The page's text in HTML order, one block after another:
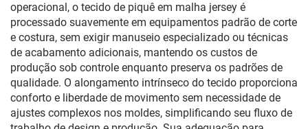
operacional, o tecido de piquê em malha jersey é
processado suavemente em equipamentos padrão de corte
e costura, sem exigir manuseio especializado ou técnicas
de acabamento adicionais, mantendo os custos de
produção sob controle enquanto preserva os padrões de
qualidade. O alongamento intrínseco do tecido proporciona
conforto e liberdade de movimento sem necessidade de
ajustes complexos nos moldes, simplificando seu fluxo de